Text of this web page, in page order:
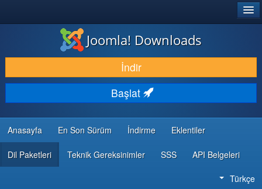
İNDIR & GENIŞLET
KEŞFET & ÖĞREN
TOPLULUK & DESTEK
GELIŞTIRICI KAYNAKLARI
Joomla! Downloads
İndir
Başlat
Anasayfa En Son Sürüm İndirme Eklentiler
Dil Paketleri Teknik Gereksinimler SSS API Belgeleri
Türkçe